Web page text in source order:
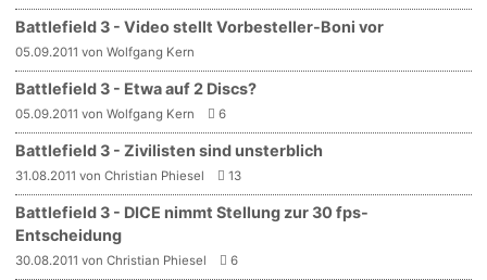
Battlefield 3 - Video stellt Vorbesteller-Boni vor
05.09.2011 von Wolfgang Kern
Battlefield 3 - Etwa auf 2 Discs?
05.09.2011 von Wolfgang Kern 6
Battlefield 3 - Zivilisten sind unsterblich
31.08.2011 von Christian Phiesel 13
Battlefield 3 - DICE nimmt Stellung zur 30 fps-
Entscheidung
30.08.2011 von Christian Phiesel 6